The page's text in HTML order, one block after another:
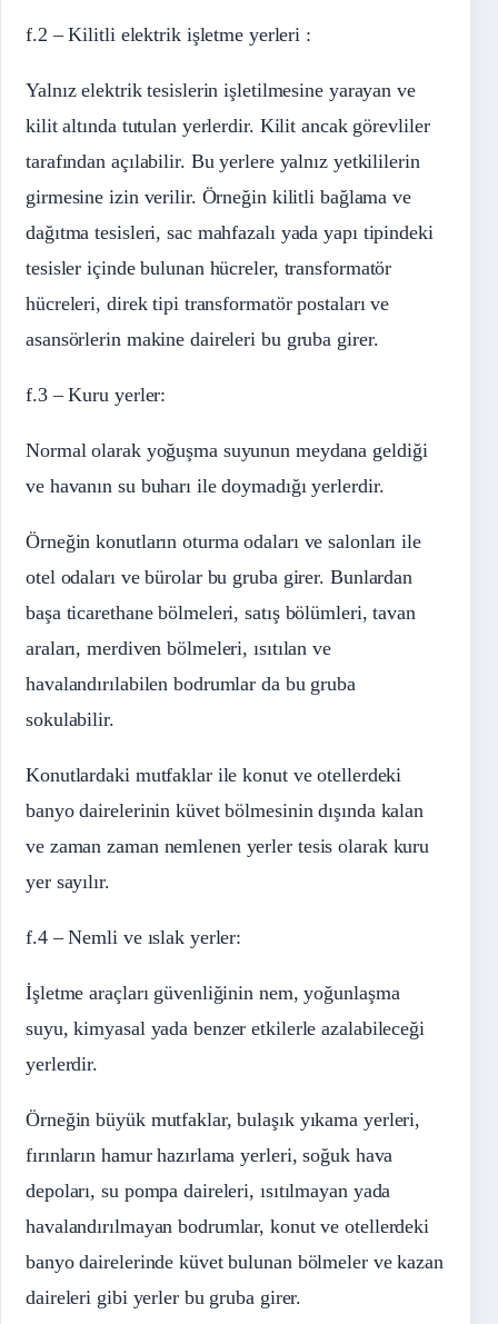
f.2 – Kilitli elektrik işletme yerleri :
Yalnız elektrik tesislerin işletilmesine yarayan ve
kilit altında tutulan yerlerdir. Kilit ancak görevliler
tarafından açılabilir. Bu yerlere yalnız yetkililerin
girmesine izin verilir. Örneğin kilitli bağlama ve
dağıtma tesisleri, sac mahfazalı yada yapı tipindeki
tesisler içinde bulunan hücreler, transformatör
hücreleri, direk tipi transformatör postaları ve
asansörlerin makine daireleri bu gruba girer.
f.3 – Kuru yerler:
Normal olarak yoğuşma suyunun meydana geldiği
ve havanın su buharı ile doymadığı yerlerdir.
Örneğin konutların oturma odaları ve salonları ile
otel odaları ve bürolar bu gruba girer. Bunlardan
başa ticarethane bölmeleri, satış bölümleri, tavan
araları, merdiven bölmeleri, ısıtılan ve
havalandırılabilen bodrumlar da bu gruba
sokulabilir.
Konutlardaki mutfaklar ile konut ve otellerdeki
banyo dairelerinin küvet bölmesinin dışında kalan
ve zaman zaman nemlenen yerler tesis olarak kuru
yer sayılır.
f.4 – Nemli ve ıslak yerler:
İşletme araçları güvenliğinin nem, yoğunlaşma
suyu, kimyasal yada benzer etkilerle azalabileceği
yerlerdir.
Örneğin büyük mutfaklar, bulaşık yıkama yerleri,
fırınların hamur hazırlama yerleri, soğuk hava
depoları, su pompa daireleri, ısıtılmayan yada
havalandırılmayan bodrumlar, konut ve otellerdeki
banyo dairelerinde küvet bulunan bölmeler ve kazan
daireleri gibi yerler bu gruba girer.